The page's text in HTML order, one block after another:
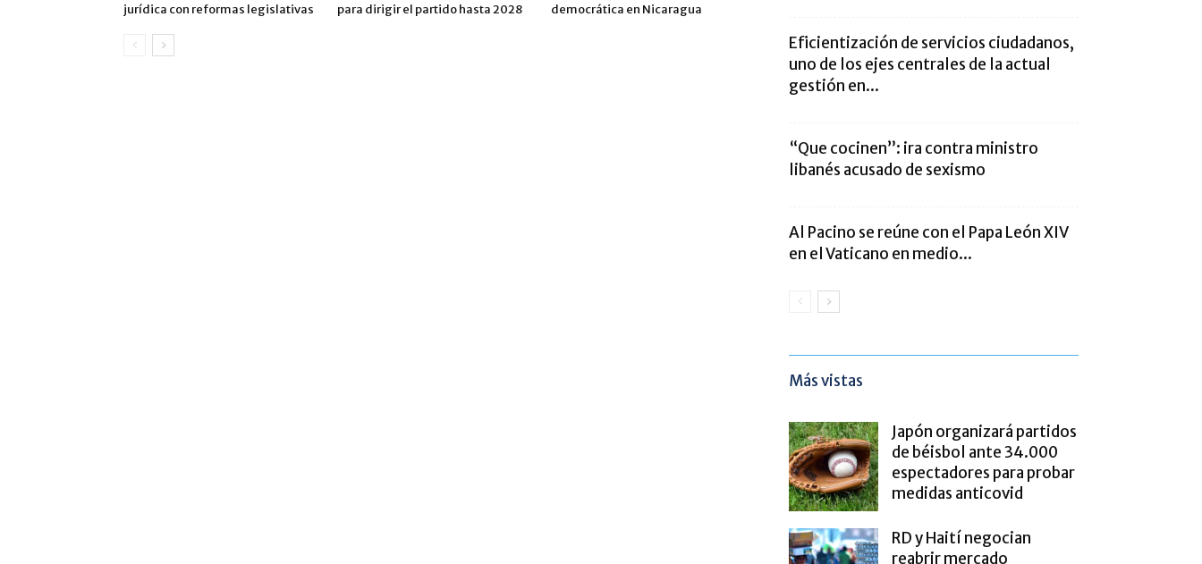
jurídica con reformas legislativas
para dirigir el partido hasta 2028
democrática en Nicaragua
Eficientización de servicios ciudadanos,
uno de los ejes centrales de la actual
gestión en...
“Que cocinen”: ira contra ministro
libanés acusado de sexismo
Al Pacino se reúne con el Papa León XIV
en el Vaticano en medio...
Más vistas
Japón organizará partidos
de béisbol ante 34.000
espectadores para probar
medidas anticovid
RD y Haití negocian
reabrir mercado